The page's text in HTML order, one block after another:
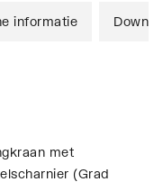
informatie
met
(Grad